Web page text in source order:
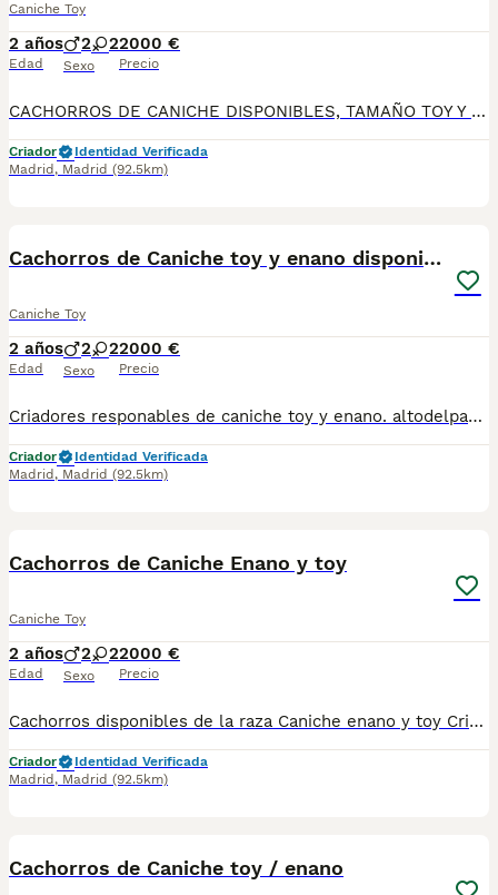
Caniche Toy
2 años
Edad
2 2
Sexo
2000 €
Precio
CACHORROS DE CANICHE DISPONIBLES, TAMAÑO TOY Y ENANO altodelpago.es tlf 679 67 30 10 instagram @altodelpago Centro profesional legal y autorizado, visitanos cualquier dia del año. Entregamos a nuestros ejemplares vacunados desparasitados con toda su documentación contrato de compravena garantía Pedimos seriedad. Contactar por llamada teléfonica para así darle una información más cercana y personal.
Criador
Identidad Verificada
Madrid , Madrid (92.5km)
Cachorros de Caniche toy y enano disponibles
Caniche Toy
2 años
Edad
2 2
Sexo
2000 €
Precio
Criadores responables de caniche toy y enano. altodelpago.es @altodelpago tlf 679 67 30 10 Contacta con nosotros para obtener una información más detallada y saber disponibilidad de nuestros ejemplares. pedimos seriedad
Criador
Identidad Verificada
Madrid , Madrid (92.5km)
Cachorros de Caniche Enano y toy
Caniche Toy
2 años
Edad
2 2
Sexo
2000 €
Precio
Cachorros disponibles de la raza Caniche enano y toy Criadores responsables y profesionales. Exigimos seriedad. Posibilidad de ver a los ejemplares en su lugar de nacimiento junto con sus padres. Se entregan con toda su documentación en regla. tlf 679 67 30 10 preferimos una llamada teléfonica para resolver dudas, pero podeis conocernos en altodelpago.es intagram@altodelpago
Criador
Identidad Verificada
Madrid , Madrid (92.5km)
Cachorros de Caniche toy / enano